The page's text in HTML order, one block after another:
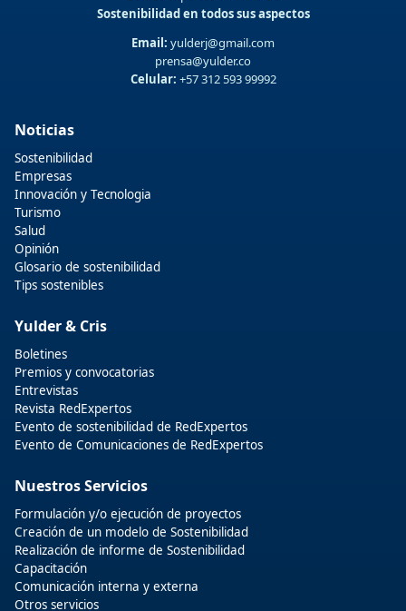
Sostenibilidad en todos sus aspectos
Email: yulderj@gmail.com
prensa@yulder.co
Celular: +57 312 593 99992
Noticias
Sostenibilidad
Empresas
Innovación y Tecnologia
Turismo
Salud
Opinión
Glosario de sostenibilidad
Tips sostenibles
Yulder & Cris
Boletines
Premios y convocatorias
Entrevistas
Revista RedExpertos
Evento de sostenibilidad de RedExpertos
Evento de Comunicaciones de RedExpertos
Nuestros Servicios
Formulación y/o ejecución de proyectos
Creación de un modelo de Sostenibilidad
Realización de informe de Sostenibilidad
Capacitación
Comunicación interna y externa
Otros servicios